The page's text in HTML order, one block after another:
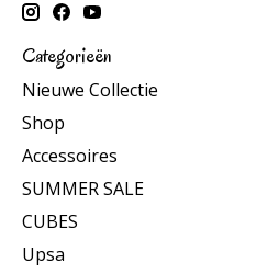
Categorieën
Nieuwe Collectie
Shop
Accessoires
SUMMER SALE
CUBES
Upsa